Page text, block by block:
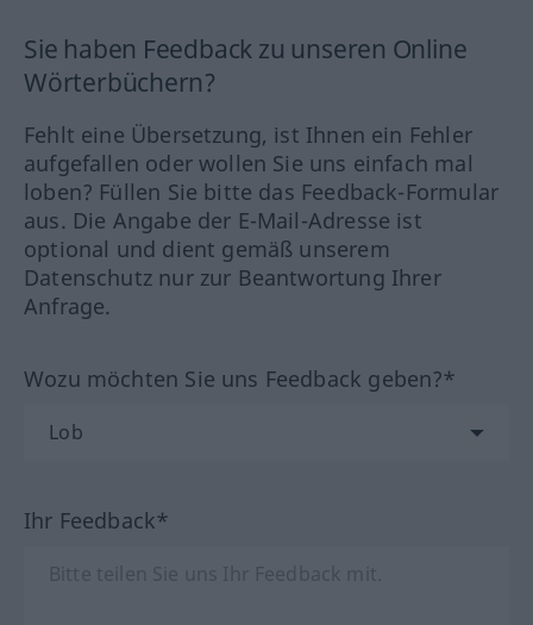
Sie haben Feedback zu unseren Online
Wörterbüchern?
Fehlt eine Übersetzung, ist Ihnen ein Fehler
aufgefallen oder wollen Sie uns einfach mal
loben? Füllen Sie bitte das Feedback-Formular
aus. Die Angabe der E-Mail-Adresse ist
optional und dient gemäß unserem
Datenschutz nur zur Beantwortung Ihrer
Anfrage.
Wozu möchten Sie uns Feedback geben?*
Ihr Feedback*